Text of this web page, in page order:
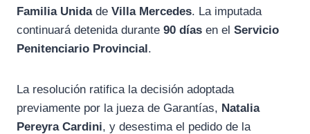
o
k
m
p
Familia Unidade Villa Mercedes. La imputada
continuará detenida durante 90 días en el Servicio
Penitenciario Provincial.
La resolución ratifica la decisión adoptada
previamente por la jueza de Garantías, Natalia
Pereyra Cardini, y desestima el pedido de la